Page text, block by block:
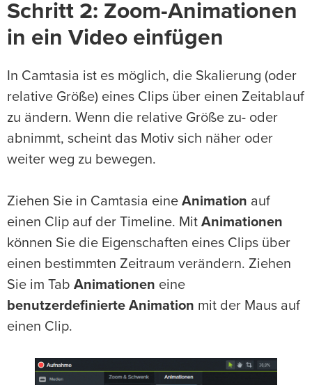
Schritt 2: Zoom-Animationen
in ein Video einfügen
In Camtasia ist es möglich, die Skalierung (oder
relative Größe) eines Clips über einen Zeitablauf
zu ändern. Wenn die relative Größe zu- oder
abnimmt, scheint das Motiv sich näher oder
weiter weg zu bewegen.
Ziehen Sie in Camtasia eine Animation auf
einen Clip auf der Timeline. Mit Animationen
können Sie die Eigenschaften eines Clips über
einen bestimmten Zeitraum verändern. Ziehen
Sie im Tab Animationen eine
benutzerdefinierte Animation mit der Maus auf
einen Clip.